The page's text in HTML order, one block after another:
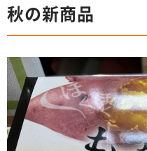
秋の新商品